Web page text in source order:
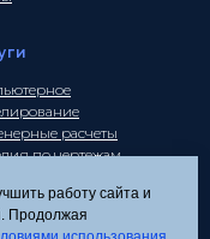
расчеты
по чертежам
работу сайта и
Продолжая